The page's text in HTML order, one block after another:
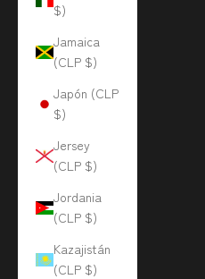
$)
Jamaica
(CLP $)
Japón (CLP
$)
Jersey
(CLP $)
Jordania
(CLP $)
Kazajistán
(CLP $)